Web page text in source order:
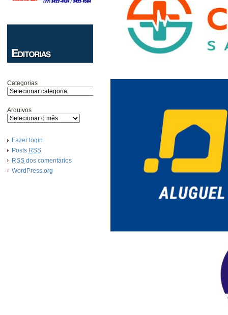
Categorias
Arquivos
Fazer login
Posts RSS
RSS dos comentários
WordPress.org